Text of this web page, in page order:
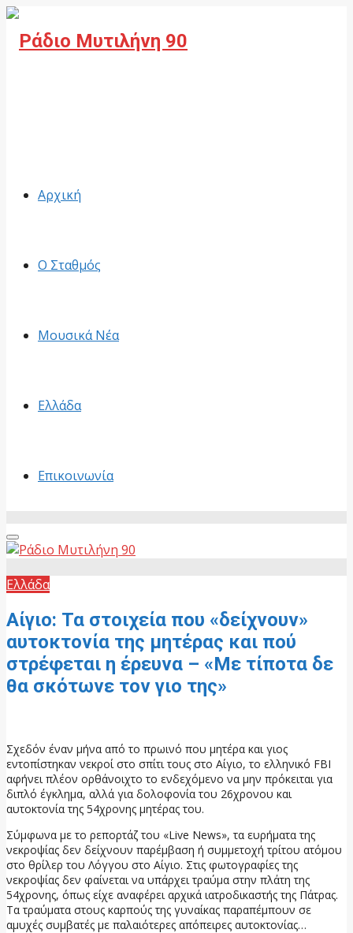
Αρχική
Ο Σταθμός
Μουσικά Νέα
Ελλάδα
Επικοινωνία
Primary
Menu
Ελλάδα
Αίγιο: Τα στοιχεία που «δείχνουν»
αυτοκτονία της μητέρας και πού
στρέφεται η έρευνα – «Με τίποτα δε
θα σκότωνε τον γιο της»
Σχεδόν έναν μήνα από το πρωινό που μητέρα και γιος
εντοπίστηκαν νεκροί στο σπίτι τους στο Αίγιο, το ελληνικό FBI
αφήνει πλέον ορθάνοιχτο το ενδεχόμενο να μην πρόκειται για
διπλό έγκλημα, αλλά για δολοφονία του 26χρονου και
αυτοκτονία της 54χρονης μητέρας του.
Σύμφωνα με το ρεπορτάζ του «Live News», τα ευρήματα της
νεκροψίας δεν δείχνουν παρέμβαση ή συμμετοχή τρίτου ατόμου
στο θρίλερ του Λόγγου στο Αίγιο. Στις φωτογραφίες της
νεκροψίας δεν φαίνεται να υπάρχει τραύμα στην πλάτη της
54χρονης, όπως είχε αναφέρει αρχικά ιατροδικαστής της Πάτρας.
Τα τραύματα στους καρπούς της γυναίκας παραπέμπουν σε
αμυχές συμβατές με παλαιότερες απόπειρες αυτοκτονίας…